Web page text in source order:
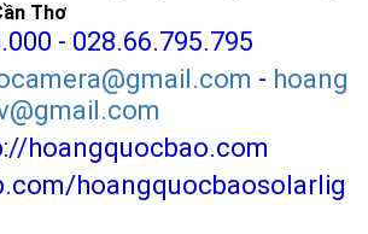
Thơ
- 028.66.795.795
- hoang
hoangquocbao.com
hoangquocbaosolarlig